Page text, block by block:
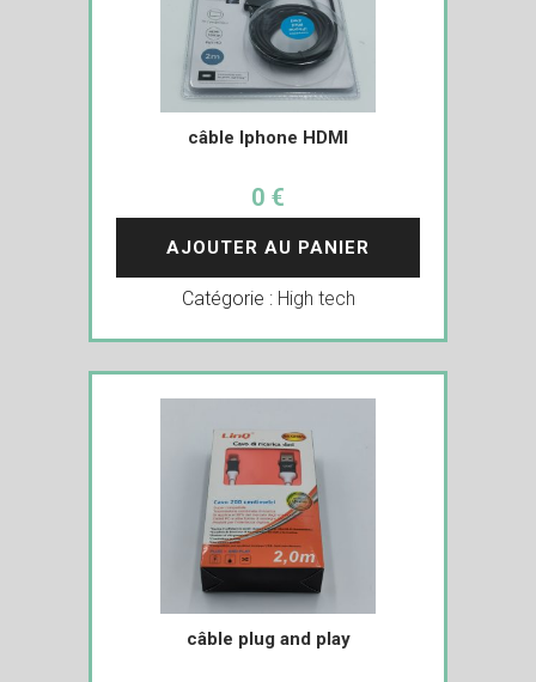
câble Iphone HDMI
0 €
AJOUTER AU PANIER
Catégorie : High tech
câble plug and play